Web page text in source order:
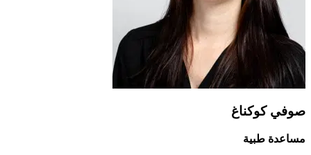
صوفي كوكناغ
مساعدة طبية